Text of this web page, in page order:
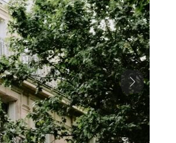
Next